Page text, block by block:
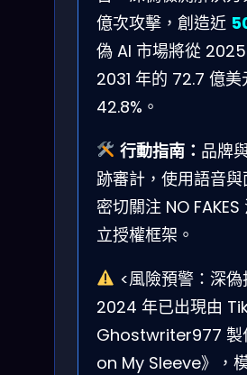
億次攻擊，創造近
偽 AI 市場將從
2031 年的 72.7 億
42.8%。
行動指南： 品牌
跡審計，使用語音
密切關注 NO
立授權框架。
<風險預警：深偽
2024 年已出現由
Ghostwriter977 製
on My Sleeve》，